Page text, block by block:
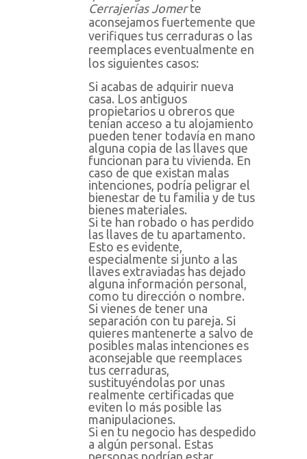
Cerrajerías Jomerte
aconsejamos fuertemente que
verifiques tus cerraduras o las
reemplaces eventualmente en
los siguientes casos:
Si acabas de adquirir nueva
casa. Los antiguos
propietarios u obreros que
tenían acceso a tu alojamiento
pueden tener todavía en mano
alguna copia de las llaves que
funcionan para tu vivienda. En
caso de que existan malas
intenciones, podría peligrar el
bienestar de tu familia y de tus
bienes materiales.
Si te han robado o has perdido
las llaves de tu apartamento.
Esto es evidente,
especialmente si junto a las
llaves extraviadas has dejado
alguna información personal,
como tu dirección o nombre.
Si vienes de tener una
separación con tu pareja. Si
quieres mantenerte a salvo de
posibles malas intenciones es
aconsejable que reemplaces
tus cerraduras,
sustituyéndolas por unas
realmente certificadas que
eviten lo más posible las
manipulaciones.
Si en tu negocio has despedido
a algún personal. Estas
personas podrían estar